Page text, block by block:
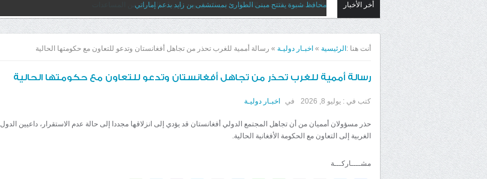
أخر الأخبار محافظ شبوة يفتتح مبنى الطوارئ بمستشفى بن زايد بدعم إماراتي
أنت هنا : الرئيسية » اخبـار دوليـة » رسالة أممية للغرب تحذر من تجاهل أفغانستان وتدعو للتعاون مع حكومتها الحالية
رسالة أممية للغرب تحذر من تجاهل أفغانستان وتدعو للتعاون مع حكومتها الحالية
كتب في : يوليو 8, 2026 في اخبـار دوليـة
حذر مسؤولان أمميان من أن تجاهل المجتمع الدولي أفغانستان قد يؤدي إلى انزلاقها مجددا إلى حالة عدم الاستقرار، داعيين الدول
الغربية إلى التعاون مع الحكومة الأفغانية الحالية.
مشــــاركـــة